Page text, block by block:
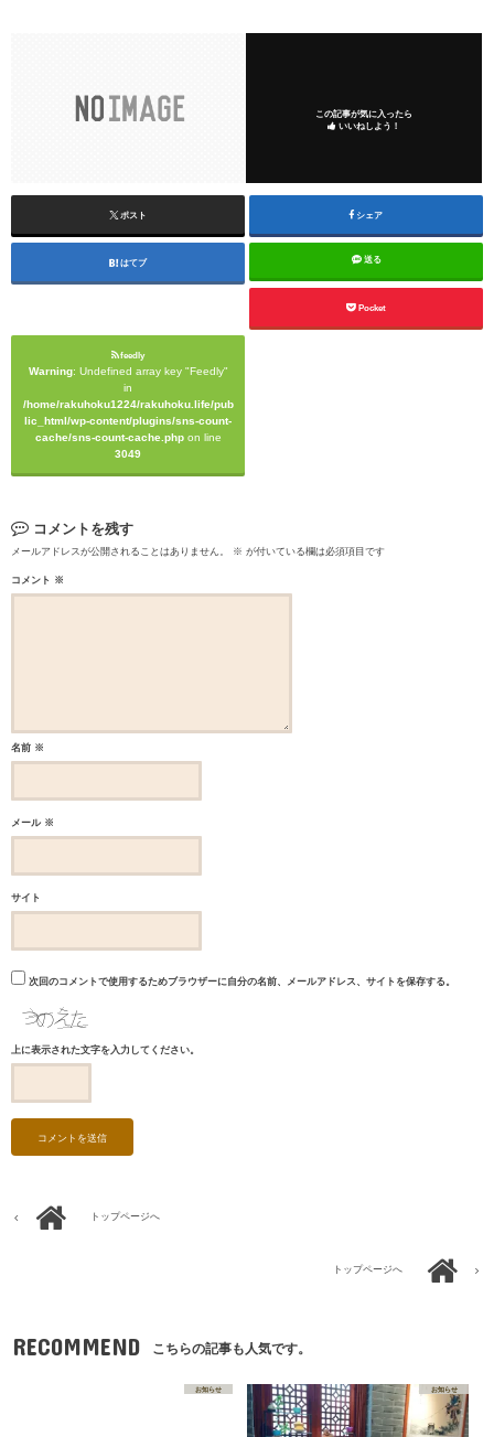
この記事が気に入ったら
いいねしよう！
ポスト シェア
はてブ 送る
Pocket
feedly
Warning: Undefined array key "Feedly"
in
/home/rakuhoku1224/rakuhoku.life/pub
lic_html/wp-content/plugins/sns-count-
cache/sns-count-cache.phpon line
3049
コメントを残す
メールアドレスが公開されることはありません。 ※ が付いている欄は必須項目です
コメント ※
名前 ※
メール ※
サイト
次回のコメントで使用するためブラウザーに自分の名前、メールアドレス、サイトを保存する。
上に表示された文字を入力してください。
トップページへ
トップページへ
RECOMMEND こちらの記事も人気です。
お知らせ お知らせ